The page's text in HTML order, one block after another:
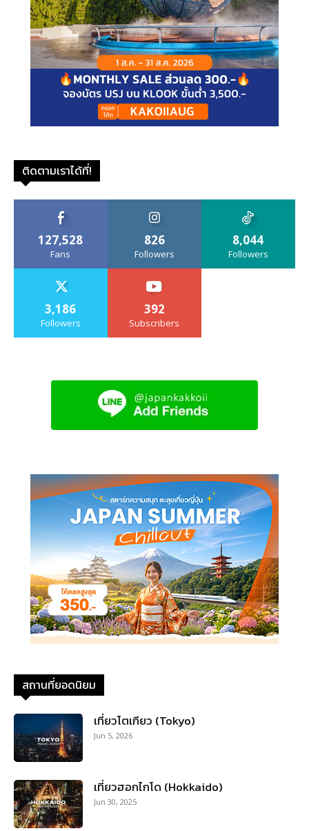
ติดตามเราได้ที่!
127,528
Fans
826
Followers
8,044
Followers
3,186
Followers
392
Subscribers
สถานที่ยอดนิยม
เที่ยวโตเกียว (Tokyo)
Jun 5, 2026
เที่ยวฮอกไกโด (Hokkaido)
Jun 30, 2025